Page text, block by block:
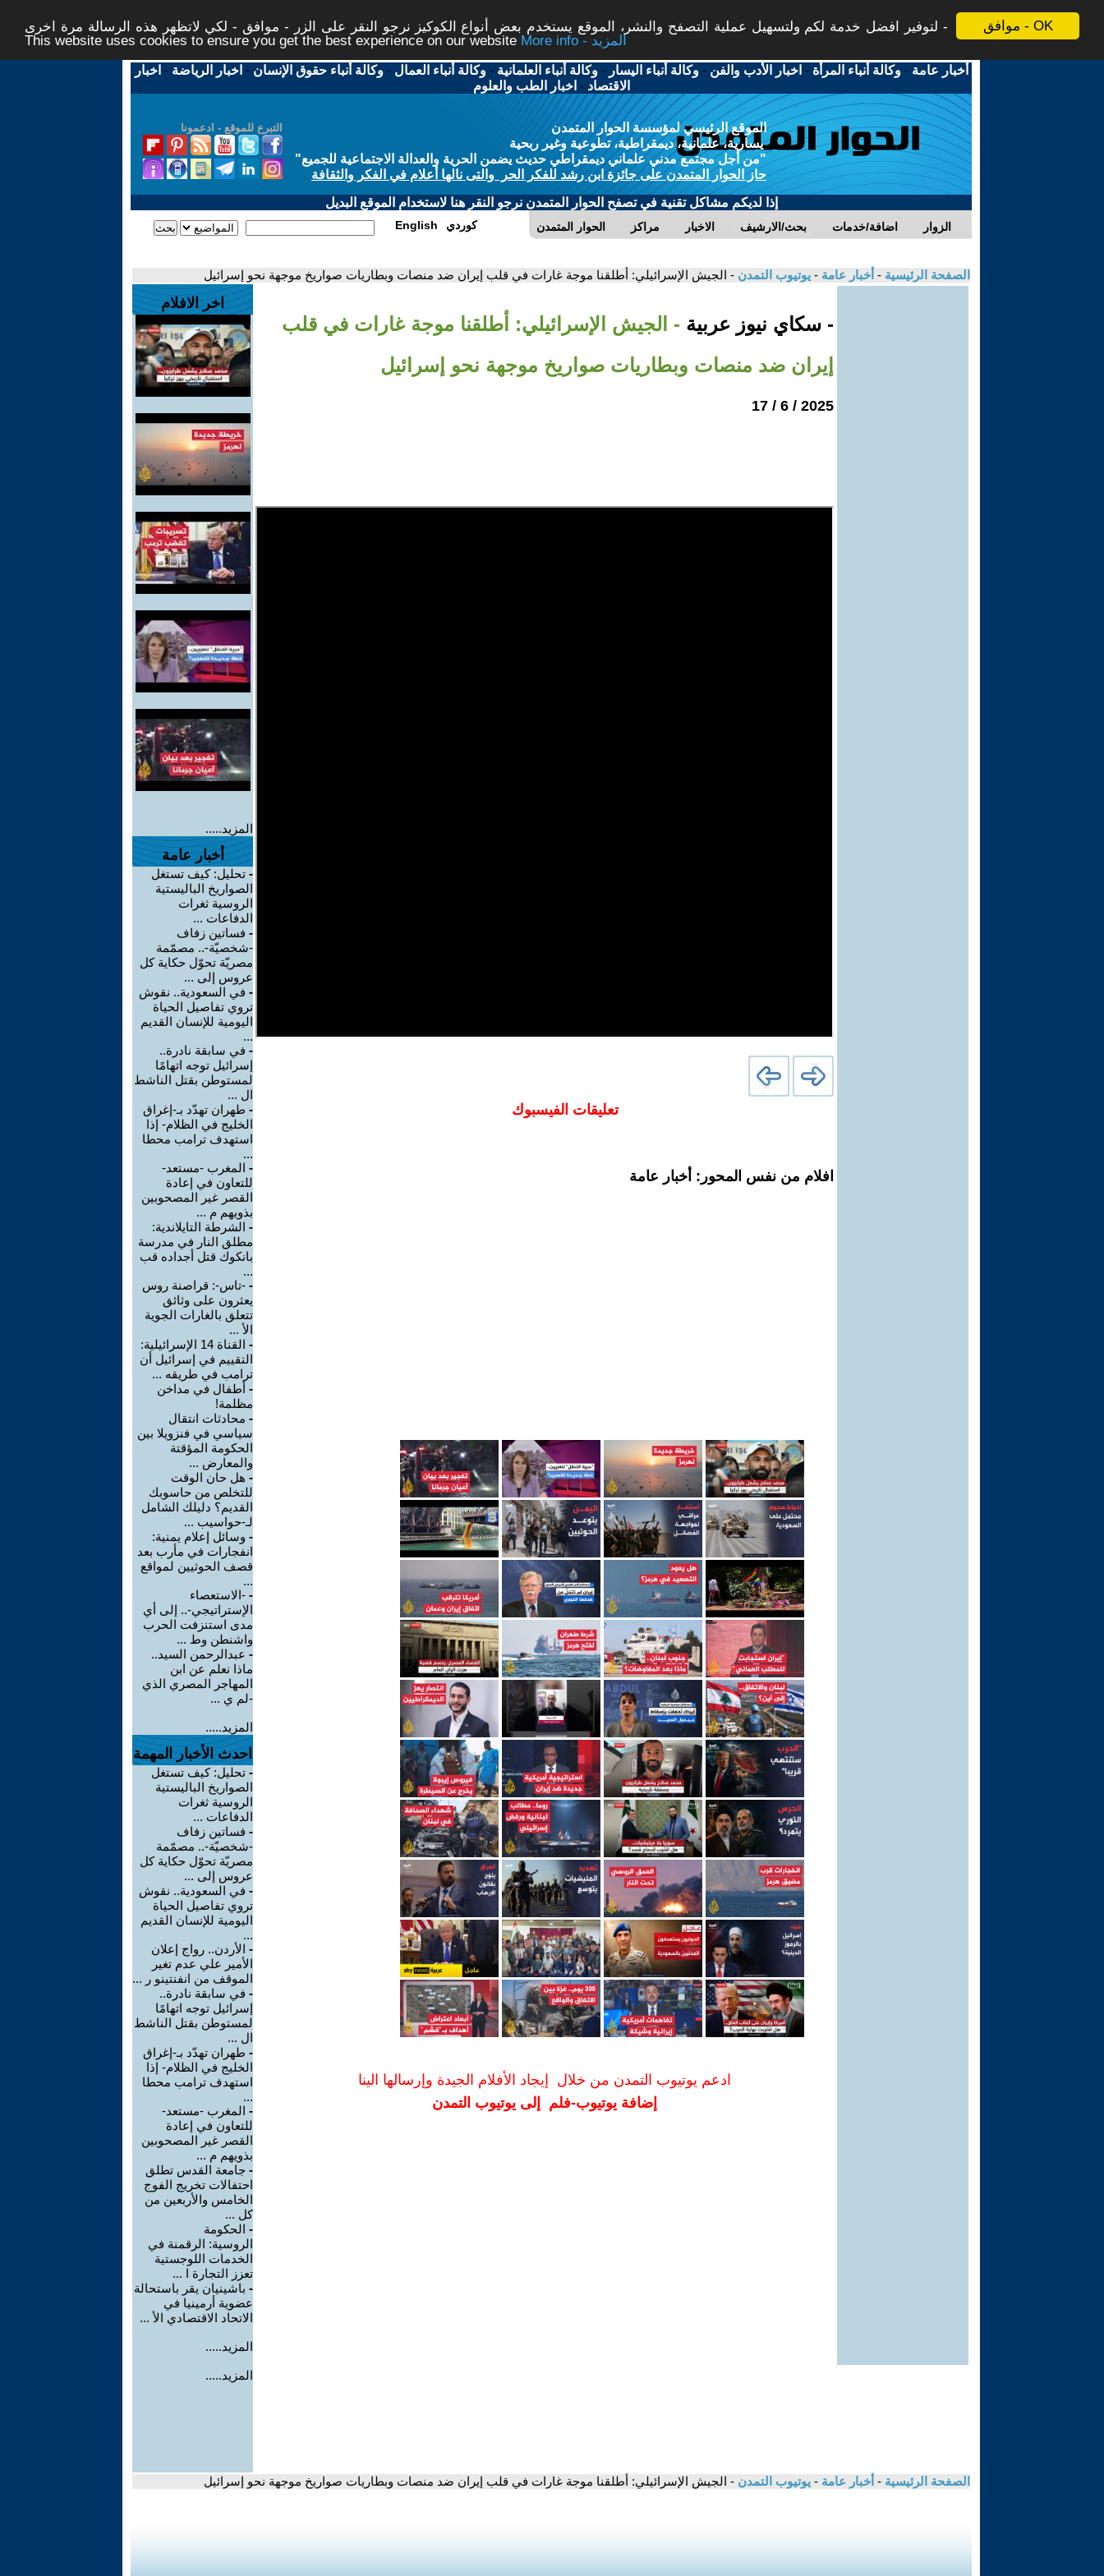
موافق - OK
لتوفير افضل خدمة لكم ولتسهيل عملية التصفح والنشر، الموقع يستخدم بعض أنواع الكوكيز نرجو النقر على الزر - موافق - لكي لاتظهر هذه الرسالة مرة اخرى -
This website uses cookies to ensure you get the best experience on our website
More info - المزيد
أخبار عامة -وكالة أنباء المرأة - اخبار الأدب والفن -وكالة أنباء اليسار -وكالة أنباء العلمانية -وكالة أنباء العمال -وكالة أنباء حقوق الإنسان - اخبار الرياضة - اخبار
الاقتصاد - اخبار الطب والعلوم
التبرع للموقع - ادعمونا
الموقع الرئيسي لمؤسسة الحوار المتمدن
يسارية، علمانية، ديمقراطية، تطوعية وغير ربحية
"من أجل مجتمع مدني علماني ديمقراطي حديث يضمن الحرية والعدالة الاجتماعية للجميع"
حاز الحوار المتمدن على جائزة ابن رشد للفكر الحر والتى نالها أعلام في الفكر والثقافة
إذا لديكم مشاكل تقنية في تصفح الحوار المتمدن نرجو النقر هنا لاستخدام الموقع البديل
الحوار المتمدن مراكز الاخبار بحث/الارشيف اضافة/خدمات الزوار English كوردي
الصفحة الرئيسية - أخبار عامة - يوتيوب التمدن - الجيش الإسرائيلي: أطلقنا موجة غارات في قلب إيران ضد منصات وبطاريات صواريخ موجهة نحو إسرائيل
- سكاي نيوز عربية - الجيش الإسرائيلي: أطلقنا موجة غارات في قلب
إيران ضد منصات وبطاريات صواريخ موجهة نحو إسرائيل
2025 / 6 / 17
تعليقات الفيسبوك
افلام من نفس المحور: أخبار عامة
ادعم يوتيوب التمدن من خلال إيجاد الأفلام الجيدة وإرسالها الينا
إضافة يوتيوب-فلم إلى يوتيوب التمدن
اخر الافلام
المزيد.....
أخبار عامة
- تحليل: كيف تستغل
الصواريخ الباليستية
الروسية ثغرات
الدفاعات ...
- فساتين زفاف
-شخصيّة-.. مصمّمة
مصريّة تحوّل حكاية كل
عروس إلى ...
- في السعودية.. نقوش
تروي تفاصيل الحياة
اليومية للإنسان القديم
...
- في سابقة نادرة..
إسرائيل توجه اتهامًا
لمستوطن بقتل الناشط
ال ...
- طهران تهدّد بـ-إغراق
الخليج في الظلام- إذا
استهدف ترامب محطا
...
- المغرب -مستعد-
للتعاون في إعادة
القصر غير المصحوبين
بذويهم م ...
- الشرطة التايلاندية:
مطلق النار في مدرسة
بانكوك قتل أجداده قب
...
- -تاس-: قراصنة روس
يعثرون على وثائق
تتعلق بالغارات الجوية
الأ ...
-
القناة 14 الإسرائيلية:
التقييم في إسرائيل أن
ترامب في طريقه ...
- أطفال في مداخن
مظلمة!
- محادثات انتقال
سياسي في فنزويلا بين
الحكومة المؤقتة
والمعارض ...
- هل حان الوقت
للتخلص من حاسوبك
القديم؟ دليلك الشامل
لـ-حواسيب ...
- وسائل إعلام يمنية:
انفجارات في مأرب بعد
قصف الحوثيين لمواقع
...
- -الاستعصاء
الإستراتيجي-.. إلى أي
مدى استنزفت الحرب
واشنطن وط ...
- عبدالرحمن السيد..
ماذا نعلم عن ابن
المهاجر المصري الذي
-لم ي ...
المزيد.....
احدث الأخبار المهمة
- تحليل: كيف تستغل
الصواريخ الباليستية
الروسية ثغرات
الدفاعات ...
- فساتين زفاف
-شخصيّة-.. مصمّمة
مصريّة تحوّل حكاية كل
عروس إلى ...
- في السعودية.. نقوش
تروي تفاصيل الحياة
اليومية للإنسان القديم
...
- الأردن.. رواج إعلان
الأمير علي عدم تغير
الموقف من انفنتينو ر ...
- في سابقة نادرة..
إسرائيل توجه اتهامًا
لمستوطن بقتل الناشط
ال ...
- طهران تهدّد بـ-إغراق
الخليج في الظلام- إذا
استهدف ترامب محطا
...
- المغرب -مستعد-
للتعاون في إعادة
القصر غير المصحوبين
بذويهم م ...
- جامعة القدس تطلق
احتفالات تخريج الفوج
الخامس والأربعين من
كل ...
- الحكومة
الروسية: الرقمنة في
الخدمات اللوجستية
تعزز التجارة ا ...
- باشينيان يقر باستحالة
عضوية أرمينيا في
الاتحاد الاقتصادي الأ ...
المزيد.....
المزيد.....
الصفحة الرئيسية - أخبار عامة - يوتيوب التمدن - الجيش الإسرائيلي: أطلقنا موجة غارات في قلب إيران ضد منصات وبطاريات صواريخ موجهة نحو إسرائيل